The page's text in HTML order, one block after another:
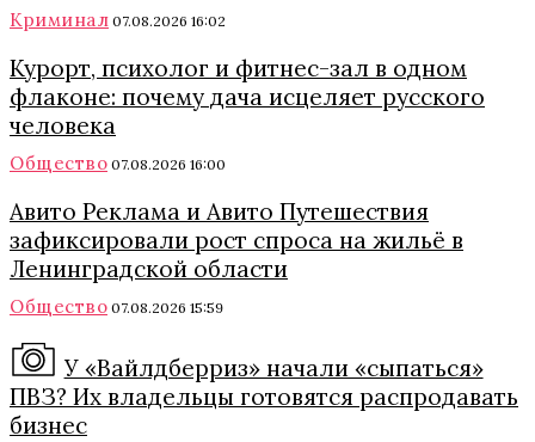
Криминал 07.08.2026 16:02
Курорт, психолог и фитнес-зал в одном
флаконе: почему дача исцеляет русского
человека
Общество 07.08.2026 16:00
Авито Реклама и Авито Путешествия
зафиксировали рост спроса на жильё в
Ленинградской области
Общество 07.08.2026 15:59
У «Вайлдберриз» начали «сыпаться»
ПВЗ? Их владельцы готовятся распродавать
бизнес